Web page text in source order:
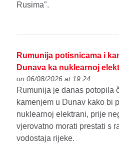
Rusima".
Rumunija potisnicama i
Dunava ka nuklearnoj
on 06/08/2026 at 19:24
Rumunija je danas potopila
kamenjem u Dunav kako bi
nuklearnoj elektrani, prije
vjerovatno morati prestati s
vodostaja rijeke.